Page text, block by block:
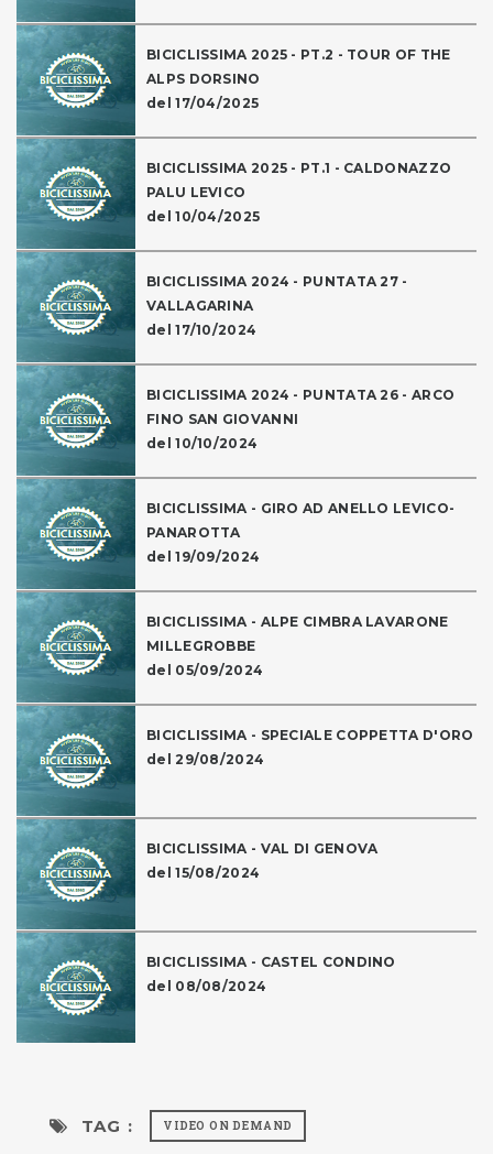
BICICLISSIMA 2025 - PT.2 - TOUR OF THE
ALPS DORSINO
del 17/04/2025
BICICLISSIMA 2025 - PT.1 - CALDONAZZO
PALU LEVICO
del 10/04/2025
BICICLISSIMA 2024 - PUNTATA 27 -
VALLAGARINA
del 17/10/2024
BICICLISSIMA 2024 - PUNTATA 26 - ARCO
FINO SAN GIOVANNI
del 10/10/2024
BICICLISSIMA - GIRO AD ANELLO LEVICO-
PANAROTTA
del 19/09/2024
BICICLISSIMA - ALPE CIMBRA LAVARONE
MILLEGROBBE
del 05/09/2024
BICICLISSIMA - SPECIALE COPPETTA D'ORO
del 29/08/2024
BICICLISSIMA - VAL DI GENOVA
del 15/08/2024
BICICLISSIMA - CASTEL CONDINO
del 08/08/2024
TAG : VIDEO ON DEMAND